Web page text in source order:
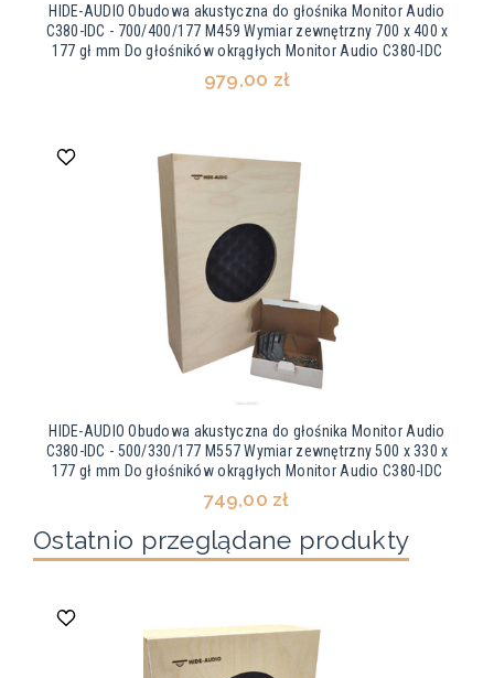
HIDE-AUDIO Obudowa akustyczna do głośnika Monitor Audio
C380-IDC - 700/400/177 M459 Wymiar zewnętrzny 700 x 400 x
177 gł mm Do głośników okrągłych Monitor Audio C380-IDC
979,00 zł
HIDE-AUDIO Obudowa akustyczna do głośnika Monitor Audio
C380-IDC - 500/330/177 M557 Wymiar zewnętrzny 500 x 330 x
177 gł mm Do głośników okrągłych Monitor Audio C380-IDC
749,00 zł
Ostatnio przeglądane produkty